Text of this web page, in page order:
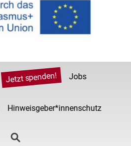
Jetzt spenden! Jobs
Hinweisgeber*innenschutz